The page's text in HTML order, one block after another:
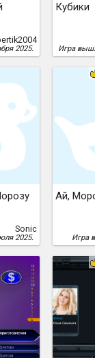
2025.
Кубики
Игра
Sonic
2025.
Ай,
Игра
1